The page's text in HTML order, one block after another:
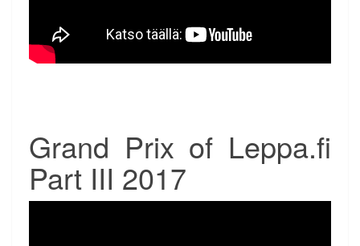
Grand Prix of Leppa.fi
Part III 2017